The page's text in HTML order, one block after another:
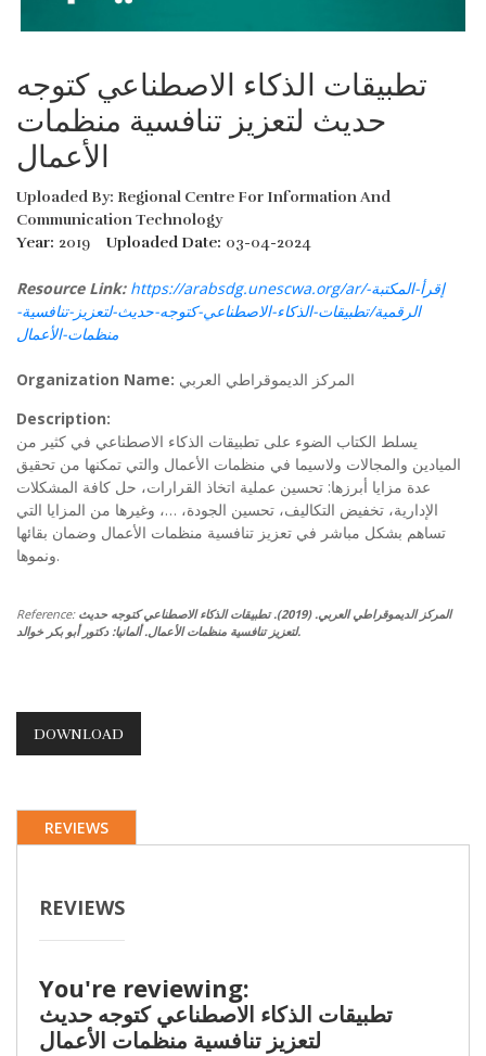
تطبيقات الذكاء الاصطناعي كتوجه
حديث لتعزيز تنافسية منظمات
الأعمال
Uploaded By: Regional Centre For Information And
Communication Technology
Year: 2019 Uploaded Date: 03-04-2024
Resource Link: https://arabsdg.unescwa.org/ar/إقرأ-المكتبة-
الرقمية/تطبيقات-الذكاء-الاصطناعي-كتوجه-حديث-لتعزيز-تنافسية-
منظمات-الأعمال
Organization Name: المركز الديموقراطي العربي
Description:
يسلط الكتاب الضوء على تطبيقات الذكاء الاصطناعي في كثير من
الميادين والمجالات ولاسيما في منظمات الأعمال والتي تمكنها من تحقيق
عدة مزايا أبرزها: تحسين عملية اتخاذ القرارات، حل كافة المشكلات
الإدارية، تخفيض التكاليف، تحسين الجودة، …، وغيرها من المزايا التي
تساهم بشكل مباشر في تعزيز تنافسية منظمات الأعمال وضمان بقائها
ونموها.
Reference: المركز الديموقراطي العربي. (2019). تطبيقات الذكاء الاصطناعي كتوجه حديث
لتعزيز تنافسية منظمات الأعمال. ألمانيا: دكتور أبو بكر خوالد.
DOWNLOAD
REVIEWS
REVIEWS
You're reviewing:
تطبيقات الذكاء الاصطناعي كتوجه حديث
لتعزيز تنافسية منظمات الأعمال